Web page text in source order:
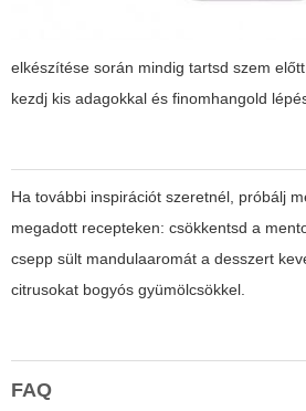
elkészítése során mindig tartsd szem
kezdj kis adagokkal és finomhangold
Ha további inspirációt szeretnél, próbálj
megadott recepteken: csökkentsd a
csepp sült mandulaaromát a desszert
citrusokat bogyós gyümölcsökkel.
FAQ